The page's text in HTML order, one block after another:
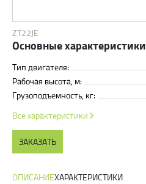
ZT22JE
Основные характеристики
Тип двигателя:
Рабочая высота, м:
Грузоподъемность, кг:
Все характеристики
ЗАКАЗАТЬ
ОПИСАНИЕХАРАКТЕРИСТИКИ